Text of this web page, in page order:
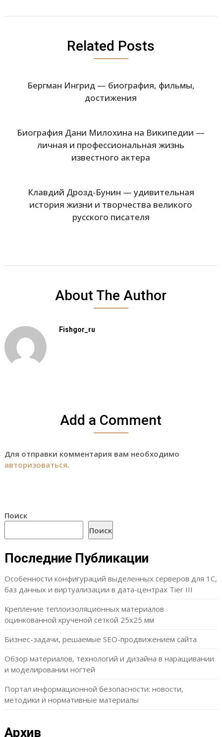
Related Posts
Бергман Ингрид — биография, фильмы,
достижения
Биография Дани Милохина на Википедии —
личная и профессиональная жизнь
известного актера
Клавдий Дрозд-Бунин — удивительная
история жизни и творчества великого
русского писателя
About The Author
Fishgor_ru
Add a Comment
Для отправки комментария вам необходимо
авторизоваться.
Поиск
Поиск
Последние Публикации
Особенности конфигураций выделенных серверов для 1С,
баз данных и виртуализации в дата-центрах Tier III
Крепление теплоизоляционных материалов
оцинкованной крученой сеткой 25х25 мм
Бизнес-задачи, решаемые SEO-продвижением сайта
Обзор материалов, технологий и дизайна в наращивании
и моделировании ногтей
Портал информационной безопасности: новости,
методики и нормативные материалы
Архив